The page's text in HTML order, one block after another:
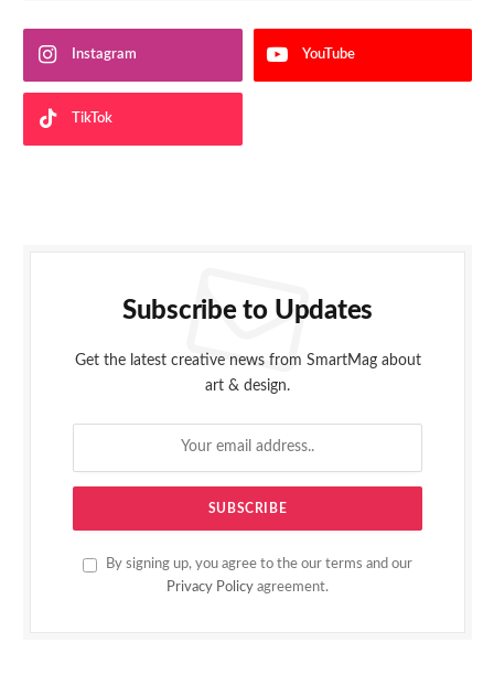
Instagram YouTube
TikTok
Subscribe to Updates
Get the latest creative news from SmartMag about
art & design.
By signing up, you agree to the our terms and our
Privacy Policy agreement.